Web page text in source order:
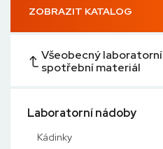
ZOBRAZIT KATALOG
Všeobecný laboratorní
spotřební materiál
Laboratorní nádoby
Kádinky